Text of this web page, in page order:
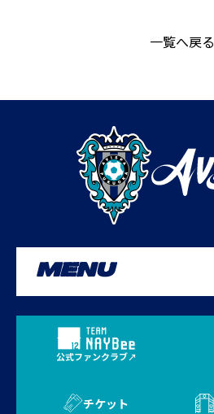
一覧へ戻る
MENU
公式ファンクラブ
チケット